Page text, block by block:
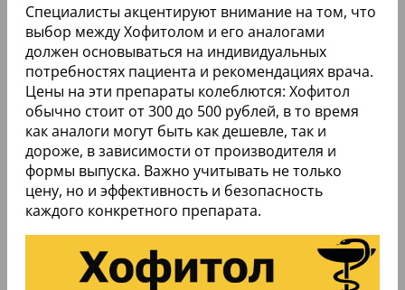
Специалисты акцентируют внимание на том, что
выбор между Хофитолом и его аналогами
должен основываться на индивидуальных
потребностях пациента и рекомендациях врача.
Цены на эти препараты колеблются: Хофитол
обычно стоит от 300 до 500 рублей, в то время
как аналоги могут быть как дешевле, так и
дороже, в зависимости от производителя и
формы выпуска. Важно учитывать не только
цену, но и эффективность и безопасность
каждого конкретного препарата.